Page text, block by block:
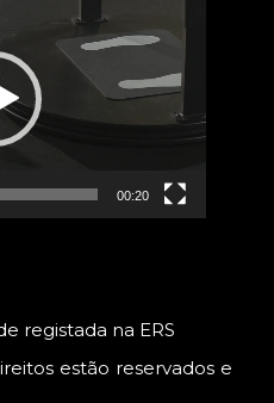
00:20
registada na ERS
estão reservados e